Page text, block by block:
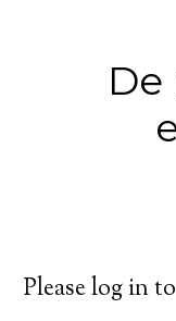
De
Please log in